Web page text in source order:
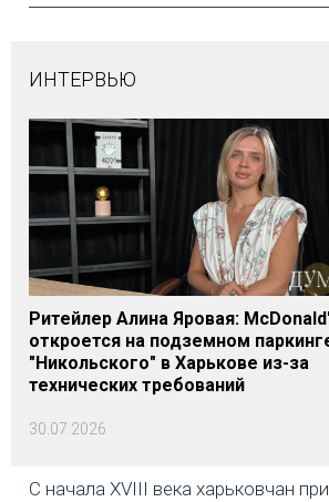
ИНТЕРВЬЮ
Ритейлер Алина Яровая:
откроется на подземном
"Никольского" в Харькове из-за
технических требований
30.07.2026
С начала XVIII века харьковчан